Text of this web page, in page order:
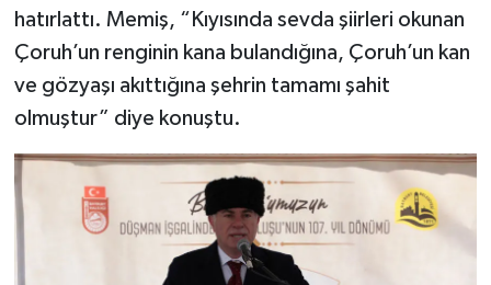
hatırlattı. Memiş, “Kıyısında sevda şiirleri okunan
Çoruh’un renginin kana bulandığına, Çoruh’un kan
ve gözyaşı akıttığına şehrin tamamı şahit
olmuştur” diye konuştu.